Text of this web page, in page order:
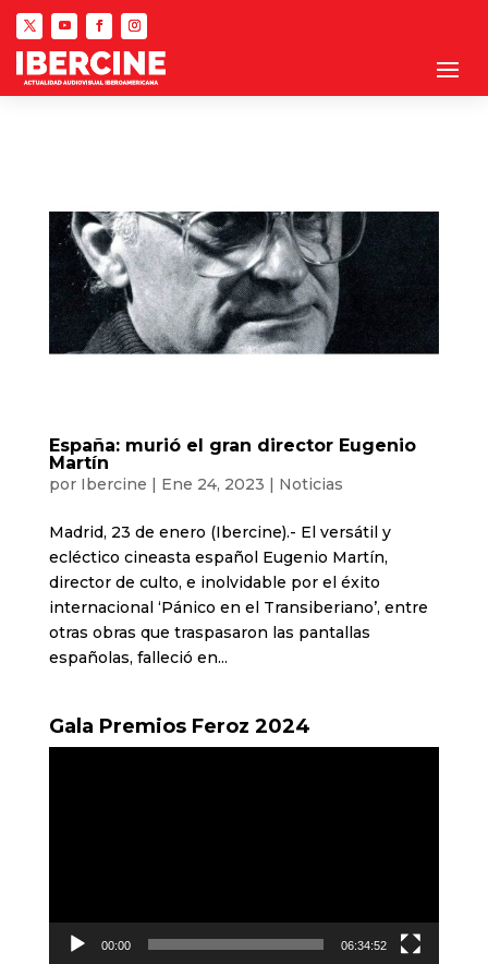
España: murió el gran director Eugenio
Martín
por Ibercine | Ene 24, 2023 | Noticias
Madrid, 23 de enero (Ibercine).- El versátil y
ecléctico cineasta español Eugenio Martín,
director de culto, e inolvidable por el éxito
internacional ‘Pánico en el Transiberiano’, entre
otras obras que traspasaron las pantallas
españolas, falleció en...
Gala Premios Feroz 2024
00:00 06:34:52